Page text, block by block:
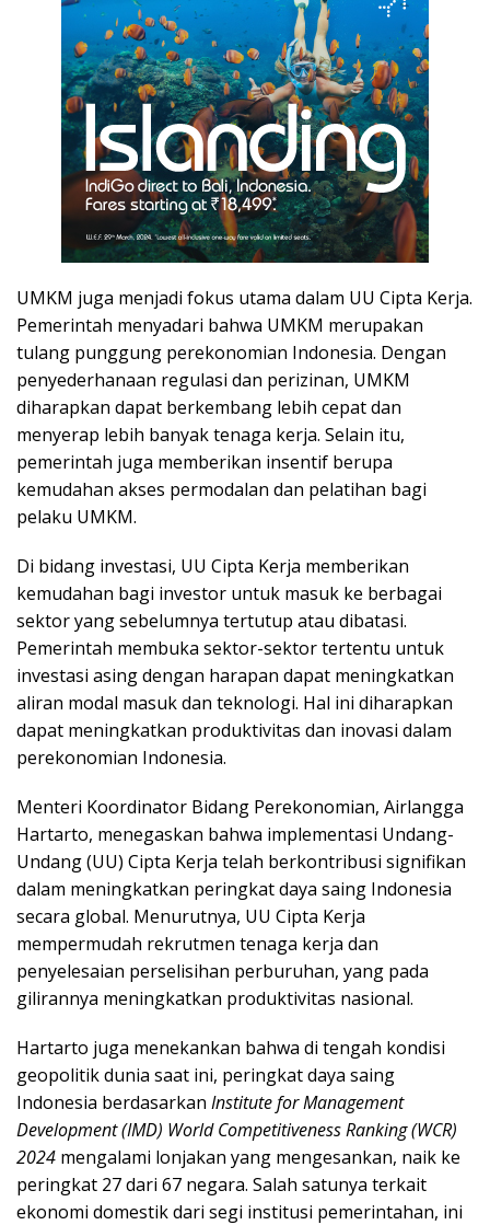
UMKM juga menjadi fokus utama dalam UU Cipta Kerja.
Pemerintah menyadari bahwa UMKM merupakan
tulang punggung perekonomian Indonesia. Dengan
penyederhanaan regulasi dan perizinan, UMKM
diharapkan dapat berkembang lebih cepat dan
menyerap lebih banyak tenaga kerja. Selain itu,
pemerintah juga memberikan insentif berupa
kemudahan akses permodalan dan pelatihan bagi
pelaku UMKM.
Di bidang investasi, UU Cipta Kerja memberikan
kemudahan bagi investor untuk masuk ke berbagai
sektor yang sebelumnya tertutup atau dibatasi.
Pemerintah membuka sektor-sektor tertentu untuk
investasi asing dengan harapan dapat meningkatkan
aliran modal masuk dan teknologi. Hal ini diharapkan
dapat meningkatkan produktivitas dan inovasi dalam
perekonomian Indonesia.
Menteri Koordinator Bidang Perekonomian, Airlangga
Hartarto, menegaskan bahwa implementasi Undang-
Undang (UU) Cipta Kerja telah berkontribusi signifikan
dalam meningkatkan peringkat daya saing Indonesia
secara global. Menurutnya, UU Cipta Kerja
mempermudah rekrutmen tenaga kerja dan
penyelesaian perselisihan perburuhan, yang pada
gilirannya meningkatkan produktivitas nasional.
Hartarto juga menekankan bahwa di tengah kondisi
geopolitik dunia saat ini, peringkat daya saing
Indonesia berdasarkan Institute for Management
Development (IMD) World Competitiveness Ranking (WCR)
2024 mengalami lonjakan yang mengesankan, naik ke
peringkat 27 dari 67 negara. Salah satunya terkait
ekonomi domestik dari segi institusi pemerintahan, ini